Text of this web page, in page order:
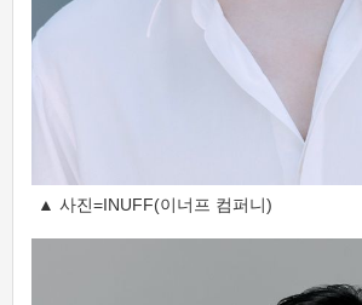
▲ 사진=INUFF(이너프 컴퍼니)